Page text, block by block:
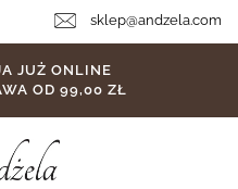
sklep@andzela.com
JUŻ ONLINE
OD 99,00 ZŁ